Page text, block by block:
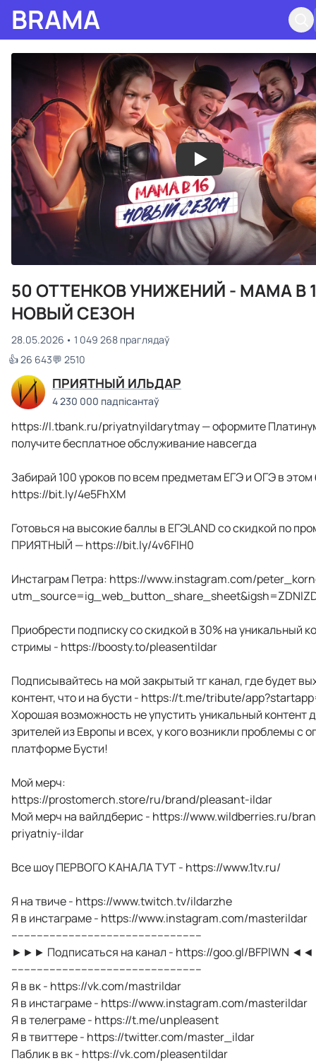
BRAMA
50 ОТТЕНКОВ УНИЖЕНИЙ - МАМА В
НОВЫЙ СЕЗОН
28.05.2026
1 049 268 праглядаў
👍 26 643💬 2510
ПРИЯТНЫЙ ИЛЬДАР
4 230 000 падпісантаў
https://l.tbank.ru/priyatnyildarytmay — оформите
получите бесплатное обслуживание навсегда
Забирай 100 уроков по всем предметам ЕГЭ и ОГЭ в этом
https://bit.ly/4e5FhXM
Готовься на высокие баллы в ЕГЭLAND со скидкой по
ПРИЯТНЫЙ — https://bit.ly/4v6FIH0
Инстаграм Петра: https://www.instagram.com/
Приобрести подписку со скидкой в 30% на уникальный
стримы - https://boosty.to/pleasentildar
Подписывайтесь на мой закрытый тг канал, где будет
контент, что и на бусти - https://t.me/tribute/
Хорошая возможность не упустить уникальный контент
зрителей из Европы и всех, у кого возникли проблемы с
платформе Бусти!
Мой мерч:
https://prostomerch.store/ru/brand/pleasant-ildar
Мой мерч на вайлдберис - https://www.wildberries.ru/
priyatniy-ildar
Все шоу ПЕРВОГО КАНАЛА ТУТ - https://www.1tv.ru/
Я на твиче - https://www.twitch.tv/ildarzhe
Я в инстаграме - https://www.instagram.com/masterildar
------------------------------------------------------------
►►► Подписаться на канал - https://goo.gl/BFPlWN
------------------------------------------------------------
Я в вк - https://vk.com/mastrildar
Я в инстаграме - https://www.instagram.com/masterildar
Я в телеграме - https://t.me/unpleasent
Я в твиттере - https://twitter.com/master_ildar
Паблик в вк - https://vk.com/pleasentildar